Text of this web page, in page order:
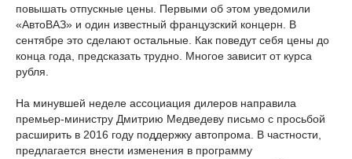
повышать отпускные цены. Первыми об этом уведомили
«АвтоВАЗ» и один известный французский концерн. В
сентябре это сделают остальные. Как поведут себя цены до
конца года, предсказать трудно. Многое зависит от курса
рубля.
На минувшей неделе ассоциация дилеров направила
премьер-министру Дмитрию Медведеву письмо с просьбой
расширить в 2016 году поддержку автопрома. В частности,
предлагается внести изменения в программу